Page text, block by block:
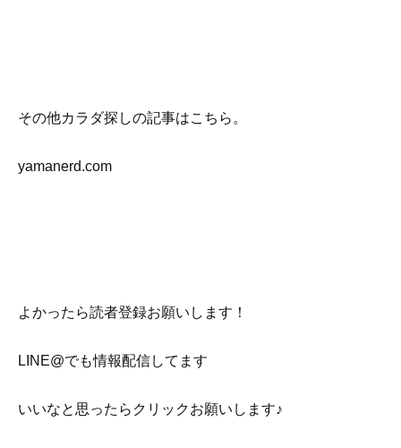
その他カラダ探しの記事はこちら。
yamanerd.com
よかったら読者登録お願いします！
LINE@でも情報配信してます
いいなと思ったらクリックお願いします♪